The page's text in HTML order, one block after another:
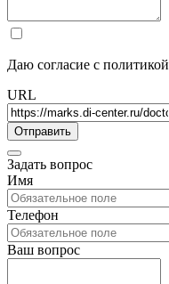
Даю согласие с политикой
URL
Задать вопрос
Имя
Телефон
Ваш вопрос